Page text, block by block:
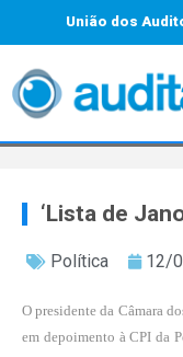
União dos
‘Lista de
Política 12/
O presidente da Câmara
em depoimento à CPI da